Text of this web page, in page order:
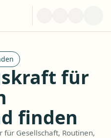
für
finden
für Gesellschaft, Routinen,